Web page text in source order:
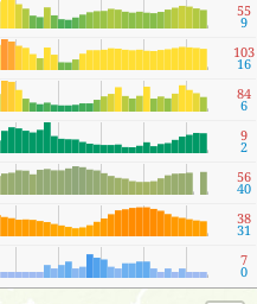
55
9
103
16
84
6
9
2
56
40
38
31
7
0